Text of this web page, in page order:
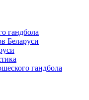
гандбола
Беларуси
гандбола